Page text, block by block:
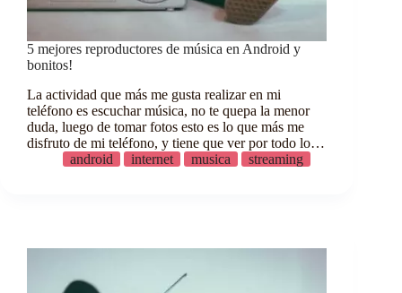
5 mejores reproductores de música en Android y
bonitos!
La actividad que más me gusta realizar en mi
teléfono es escuchar música, no te quepa la menor
duda, luego de tomar fotos esto es lo que más me
disfruto de mi teléfono, y tiene que ver por todo lo…
android
internet musica streaming